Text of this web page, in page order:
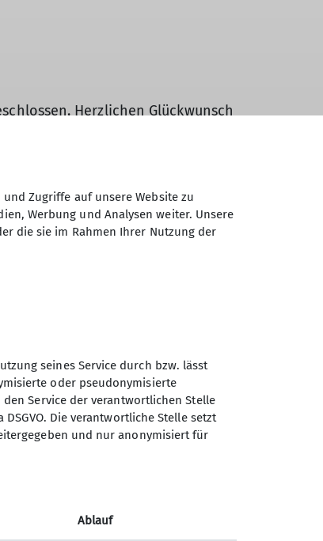
Herzlichen Glückwunsch
Erfahrung für künftige
für unsere Sektion.
Zugriffe auf unsere Website zu
Werbung und Analysen weiter. Unsere
die sie im Rahmen Ihrer Nutzung der
seines Service durch bzw. lässt
oder pseudonymisierte
Service der verantwortlichen Stelle
Die verantwortliche Stelle setzt
und nur anonymisiert für
Ablauf